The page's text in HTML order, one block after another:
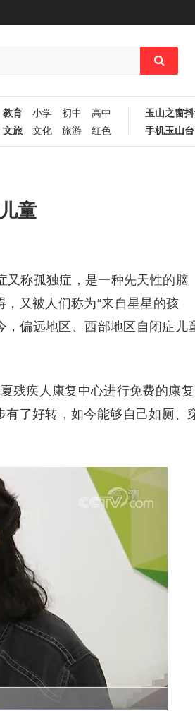
教育 小学 初中
高中
文旅
文化 旅游 红色
玉山之窗
手机玉山台
童
又称孤独症，是一种先天性的脑
又被人们称为“来自星星的孩
，偏远地区、西部地区自闭症儿
疾人康复中心进行免费的康复
了好转，如今能够自己如厕、